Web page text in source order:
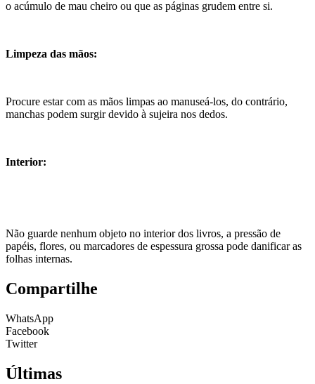
o acúmulo de mau cheiro ou que as páginas grudem entre si.
Limpeza das mãos:
Procure estar com as mãos limpas ao manuseá-los, do contrário,
manchas podem surgir devido à sujeira nos dedos.
Interior:
Não guarde nenhum objeto no interior dos livros, a pressão de
papéis, flores, ou marcadores de espessura grossa pode danificar as
folhas internas.
Compartilhe
WhatsApp
Facebook
Twitter
Últimas